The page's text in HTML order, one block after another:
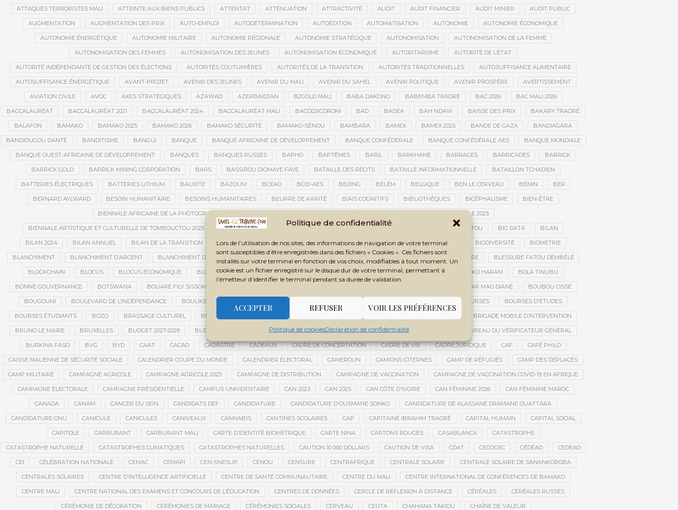
Politique de confidentialité
Lors de l’utilisation de nos sites, des informations de navigation de votre terminal
sont susceptibles d’être enregistrées dans des fichiers « Cookies ». Ces fichiers sont
installés sur votre terminal en fonction de vos choix, modifiables à tout moment. Un
cookie est un fichier enregistré sur le disque dur de votre terminal, permettant à
l’émetteur d’identifier le terminal pendant sa durée de validation.
ACCEPTER REFUSER VOIR LES PRÉFÉRENCES
Politique de cookiesDéclaration de confidentialité
ATTAQUES TERRORISTES MALI ATTEINTE AUX BIENS PUBLICS ATTENTAT ATTÉNUATION ATTRACTIVITÉ AUDIT AUDIT FINANCIER AUDIT MINIER AUDIT PUBLIC
AUGMENTATION AUGMENTATION DES PRIX AUTO-EMPLOI AUTODÉTERMINATION AUTOÉDITION AUTOMATISATION AUTONOMIE AUTONOMIE ÉCONOMIQUE
AUTONOMIE ÉNERGÉTIQUE AUTONOMIE MILITAIRE AUTONOMIE RÉGIONALE AUTONOMIE STRATÉGIQUE AUTONOMISATION AUTONOMISATION DE LA FEMME
AUTONOMISATION DES FEMMES AUTONOMISATION DES JEUNES AUTONOMISATION ÉCONOMIQUE AUTORITARISME AUTORITÉ DE L’ÉTAT
AUTORITÉ INDÉPENDANTE DE GESTION DES ÉLECTIONS AUTORITÉS COUTUMIÈRES AUTORITÉS DE LA TRANSITION AUTORITÉS TRADITIONNELLES AUTOSUFFISANCE ALIMENTAIRE
AUTOSUFFISANCE ÉNERGÉTIQUE AVANT-PROJET AVENIR DES JEUNES AVENIR DU MALI AVENIR DU SAHEL AVENIR POLITIQUE AVENIR PROSPÈRE AVERTISSEMENT
AVIATION CIVILE AVOC AXES STRATÉGIQUES AZAWAD AZERBAÏDJAN B2GOLD MALI BABA DAKONO BABEMBA TRAORÉ BAC 2026 BAC MALI 2026
BACCALAURÉAT BACCALAURÉAT 2021 BACCALAURÉAT 2024 BACCALAURÉAT MALI BACODJICORONI BAD BADEA BAH NDAW BAISSE DES PRIX BAKARY TRAORÉ
BALAFON BAMAKO BAMAKO 2025 BAMAKO 2026 BAMAKO SÉCURITÉ BAMAKO-SÉNOU BAMBARA BAMEX BAMEX 2025 BANDE DE GAZA BANDIAGARA
BANDIOUGOU DANTÉ BANDITISME BANGUI BANQUE BANQUE AFRICAINE DE DÉVELOPPEMENT BANQUE CONFÉDÉRALE BANQUE CONFÉDÉRALE AES BANQUE MONDIALE
BANQUE OUEST-AFRICAINE DE DÉVELOPPEMENT BANQUES BANQUES RUSSES BAPHO BAPTÊMES BARIL BARKHANE BARRAGES BARRICADES BARRICK
BARRICK GOLD BARRICK MINING CORPORATION BARS BASSIROU DIOMAYE FAYE BATAILLE DES RÉCITS BATAILLE INFORMATIONNELLE BATAILLON TCHADIEN
BATTERIES ÉLECTRIQUES BATTERIES LITHIUM BAUXITE BAZOUM BCEAO BCID-AES BEIJING BELÉM BELGIQUE BEN LE CERVEAU BÉNIN BER
BERNARD AYLWARD BESOIN HUMANITAIRE BESOINS HUMANITAIRES BEURRE DE KARITÉ BIAIS COGNITIFS BIBLIOTHÈQUES BICÉPHALISME BIEN-ÊTRE
BIENNALE AFRICAINE DE LA PHOTOGRAPHIE BIENNALE ARTISTIQUE ET CULTURELLE 2025
BIENNALE ARTISTIQUE ET CULTURELLE DE TOMBOUCTOU 2025 BIENNALE ARTISTIQUE ET CULTURELLE TOMBOUCTOU 2025 BIENNALE DE TOMBOUCTOU BIG DATA BILAN
BILAN 2024 BILAN ANNUEL BILAN DE LA TRANSITION BILAN DES ACTIVITÉS BILAN ET PERSPECTIVES BILAN HUMAIN BINTOU BIODIVERSITÉ BIOMÉTRIE
BLANCHIMENT BLANCHIMENT D’ARGENT BLANCHIMENT DE CAPITAUX BLESSÉS BLESSÉS DE GUERRE BLESSURE FATOU DEMBÉLÉ
BLOCKCHAIN BLOCUS BLOCUS ÉCONOMIQUE BLOGING BNDA BOAD BOBO-DIOULASSO BOGOLAN BOKAR BIRO BOKO HARAM BOLA TINUBU
BONNE GOUVERNANCE BOTSWANA BOUARÉ FILY SISSOKO BOUBACAR MAO DIANÉ BOUBOU CISSÉ
BOUGOUNI BOULEVARD DE L’INDÉPENDANCE BOULIKESSI BOURAKÉBOUGOU BOURSES BOURSES D'ÉTUDES
BOURSES ÉTUDIANTS BOZO BRASSAGE CULTUREL BRÉMA ELY DICKO BRICE OLIGUI NGUEMA BRIGADE MOBILE D’INTERVENTION
BRUNO LE MAIRE BRUXELLES BUDGET 2027-2029 BUDGET AGRICOLE BUDGET DE LA PRÉSIDENCE BUDGET NATIONAL BUREAU DU VÉRIFICATEUR GÉNÉRAL
BURKINA FASO BVG BYD CAAT CACAO CADASTRE CADEAUX CADRE DE CONCERTATION CADRE DE VIE CADRE JURIDIQUE CAF CAFÉ PHILO
CAISSE MALIENNE DE SÉCURITÉ SOCIALE CALENDRIER COUPE DU MONDE CALENDRIER ÉLECTORAL CAMEROUN CAMIONS-CITERNES CAMP DE RÉFUGIÉS CAMP DES DÉPLACÉS
CAMP MILITAIRE CAMPAGNE AGRICOLE CAMPAGNE AGRICOLE 2025 CAMPAGNE DE DISTRIBUTION CAMPAGNE DE VACCINATION CAMPAGNE DE VACCINATION COVID-19 EN AFRIQUE
CAMPAGNE ÉLECTORALE CAMPAGNE PRÉSIDENTIELLE CAMPUS UNIVERSITAIRE CAN 2023 CAN 2025 CAN CÔTE D'IVOIRE CAN FÉMININE 2026 CAN FÉMININE MAROC
CANADA CANAM CANCER DU SEIN CANDIDATS DEF CANDIDATURE CANDIDATURE D'OUSMANE SONKO CANDIDATURE DE ALASSANE DRAMANE OUATTARA
CANDIDATURE ONU CANICULE CANICULES CANIVEAUX CANNABIS CANTINES SCOLAIRES CAP CAPITAINE IBRAHIM TRAORÉ CAPITAL HUMAIN CAPITAL SOCIAL
CAPITOLE CARBURANT CARBURANT MALI CARTE D’IDENTITÉ BIOMÉTRIQUE CARTE NINA CARTONS ROUGES CASABLANCA CATASTROPHE
CATASTROPHE NATURELLE CATASTROPHES CLIMATIQUES CATASTROPHES NATURELLES CAUTION 10 000 DOLLARS CAUTION DE VISA CDAT CECOGEC CÉDÉAO CEDEAO
CEI CÉLÉBRATION NATIONALE CEMAC CEMAPI CEN-SNESUP CENOU CENSURE CENTRAFRIQUE CENTRALE SOLAIRE CENTRALE SOLAIRE DE SANANKOROBA
CENTRALES SOLAIRES CENTRE D'INTELLIGENCE ARTIFICIELLE CENTRE DE SANTÉ COMMUNAUTAIRE CENTRE DU MALI CENTRE INTERNATIONAL DE CONFÉRENCES DE BAMAKO
CENTRE MALI CENTRE NATIONAL DES EXAMENS ET CONCOURS DE L’ÉDUCATION CENTRES DE DONNÉES CERCLE DE RÉFLEXION À DISTANCE CÉRÉALES CÉRÉALES RUSSES
CÉRÉMONIE DE DÉCORATION CÉRÉMONIES DE MARIAGE CÉRÉMONIES SOCIALES CERVEAU CEUTA CHAHANA TAKIOU CHAÎNE DE VALEUR